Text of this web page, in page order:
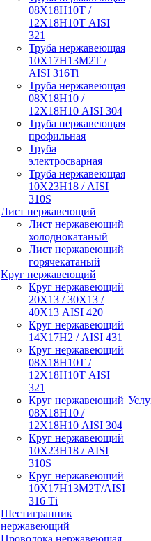
08Х18Н10Т /
12Х18Н10Т AISI
321
Труба нержавеющая
10Х17Н13М2Т /
AISI 316Ti
Труба нержавеющая
08Х18Н10 /
12Х18Н10 AISI 304
Труба нержавеющая
профильная
Труба
электросварная
Труба нержавеющая
10Х23Н18 / AISI
310S
Лист нержавеющий
Лист нержавеющий
холоднокатаный
Лист нержавеющий
горячекатаный
Круг нержавеющий
Круг нержавеющий
20Х13 / 30Х13 /
40Х13 AISI 420
Круг нержавеющий
14Х17Н2 / AISI 431
Круг нержавеющий
08Х18Н10Т /
12Х18Н10Т AISI
321
Круг нержавеющий
08Х18Н10 /
12Х18Н10 AISI 304
Круг нержавеющий
10Х23Н18 / AISI
310S
Круг нержавеющий
10Х17Н13М2Т/AISI
316 Тi
Шестигранник
нержавеющий
Проволока нержавеющая